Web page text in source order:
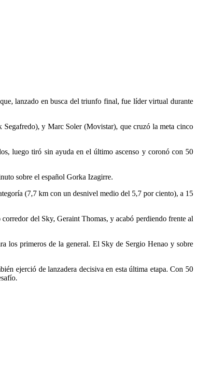
lanzado en busca del triunfo final, fue líder virtual durante
y Marc Soler (Movistar), que cruzó la meta cinco
luego tiró sin ayuda en el último ascenso y coronó con 50
sobre el español Gorka Izagirre.
(7,7 km con un desnivel medio del 5,7 por ciento), a 15
del Sky, Geraint Thomas, y acabó perdiendo frente al
los primeros de la general. El Sky de Sergio Henao y sobre
ejerció de lanzadera decisiva en esta última etapa. Con 50